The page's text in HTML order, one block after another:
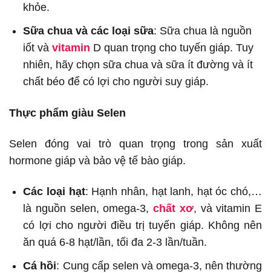
khỏe.
Sữa chua và các loại sữa: Sữa chua là nguồn
iốt vàvitamin D quan trọng cho tuyến giáp. Tuy
nhiên, hãy chọn sữa chua và sữa ít đường và ít
chất béo để có lợi cho người suy giáp.
Thực phẩm giàu Selen
Selen đóng vai trò quan trọng trong sản xuất
hormone giáp và bảo vệ tế bào giáp.
Các loại hạt: Hạnh nhân, hạt lanh, hạt óc chó,…
là nguồn selen, omega-3,chất xơ, và vitamin E
có lợi cho người điều trị tuyến giáp. Không nên
ăn quá 6-8 hạt/lần, tối đa 2-3 lần/tuần.
Cá hồi: Cung cấp selen và omega-3, nên thường